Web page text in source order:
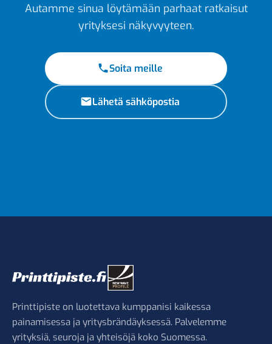
Autamme sinua löytämään parhaat ratkaisut
yrityksesi näkyvyyteen.
Soita meille
Lähetä sähköpostia
Printtipiste on luotettava kumppanisi kaikessa
painamisessa ja yritysbrändäyksessä. Palvelemme
yrityksiä, seuroja ja yhteisöjä koko Suomessa.